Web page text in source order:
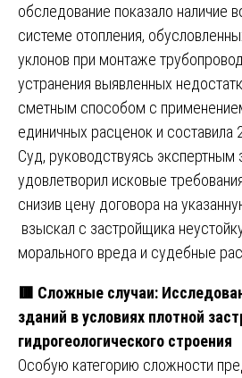
обследование показало наличие
системе отопления,
уклонов при монтаже
устранения выявленных
сметным способом с
единичных расценок и составила
Суд, руководствуясь экспертным
удовлетворил исковые
снизив цену договора на
взыскал с застройщика
морального вреда и судебные
🟥 Сложные случаи:
зданий в условиях плотной
гидрогеологического строения
Особую категорию сложности